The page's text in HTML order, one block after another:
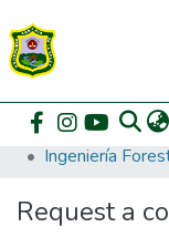
Communities &
All of DSpace
DSpace Statistics
Home Pregrado
Ingeniería
Request a